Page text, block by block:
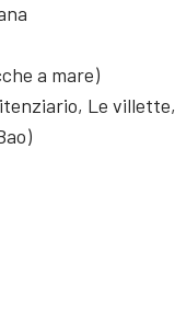
a mare)
Le villette,